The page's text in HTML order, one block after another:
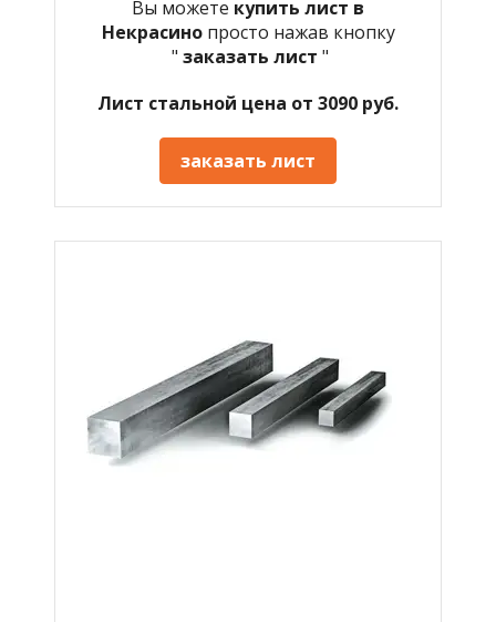
Вы можете купить лист в
Некрасино просто нажав кнопку
" заказать лист "
Лист стальной цена от 3090 руб.
заказать лист